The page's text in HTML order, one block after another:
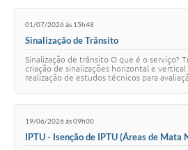
01/07/2026 às 15h48
Sinalização de Trânsito
Sinalização de trânsito O que é o serviço?
criação de sinalizações horizontal e
realização de estudos técnicos para
19/06/2026 às 09h00
IPTU - Isenção de IPTU (Áreas de Mata